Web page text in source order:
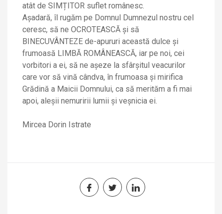
atât de SIMȚITOR suflet românesc.
Așadară, îl rugăm pe Domnul Dumnezul nostru cel
ceresc, să ne OCROTEASCĂ și să
BINECUVÂNTEZE de-apururi această dulce și
frumoasă LIMBĂ ROMÂNEASCĂ, iar pe noi, cei
vorbitori a ei, să ne așeze la sfârșitul veacurilor
care vor să vină cândva, în frumoasa și mirifica
Grădină a Maicii Domnului, ca să merităm a fi mai
apoi, aleșii nemuririi lumii și veșnicia ei.
Mircea Dorin Istrate